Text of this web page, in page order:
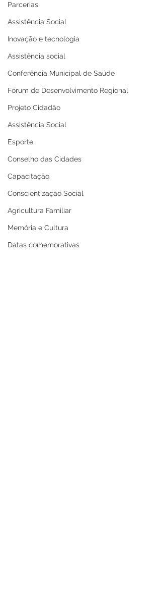
Parcerias
Assistência Social
Inovação e tecnologia
Assistência social
Conferência Municipal de Saúde
Fórum de Desenvolvimento Regional
Projeto Cidadão
Assistência Social
Esporte
Conselho das Cidades
Capacitação
Conscientização Social
Agricultura Familiar
Memória e Cultura
Datas comemorativas